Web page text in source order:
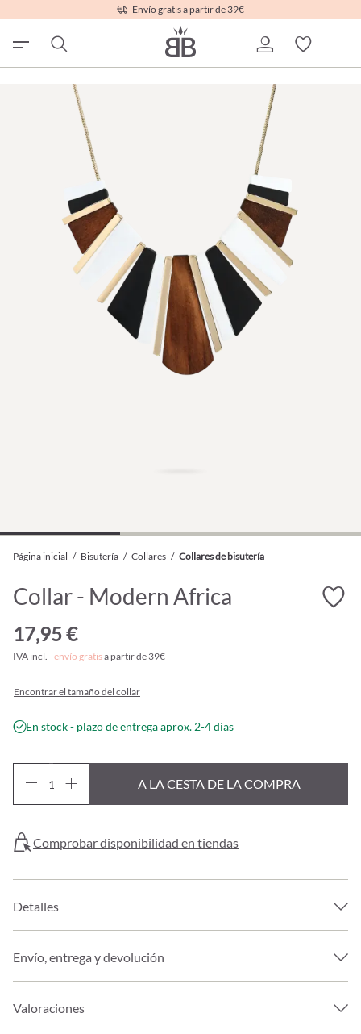
Envío gratis a partir de 39€
Página inicial / Bisutería / Collares / Collares de bisutería
Collar - Modern Africa
17,95 €
IVA incl. -envío gratisa partir de 39€
Encontrar el tamaño del collar
En stock - plazo de entrega aprox. 2-4 días
A LA CESTA DE LA COMPRA
Comprobar disponibilidad en tiendas
Detalles
Envío, entrega y devolución
Valoraciones